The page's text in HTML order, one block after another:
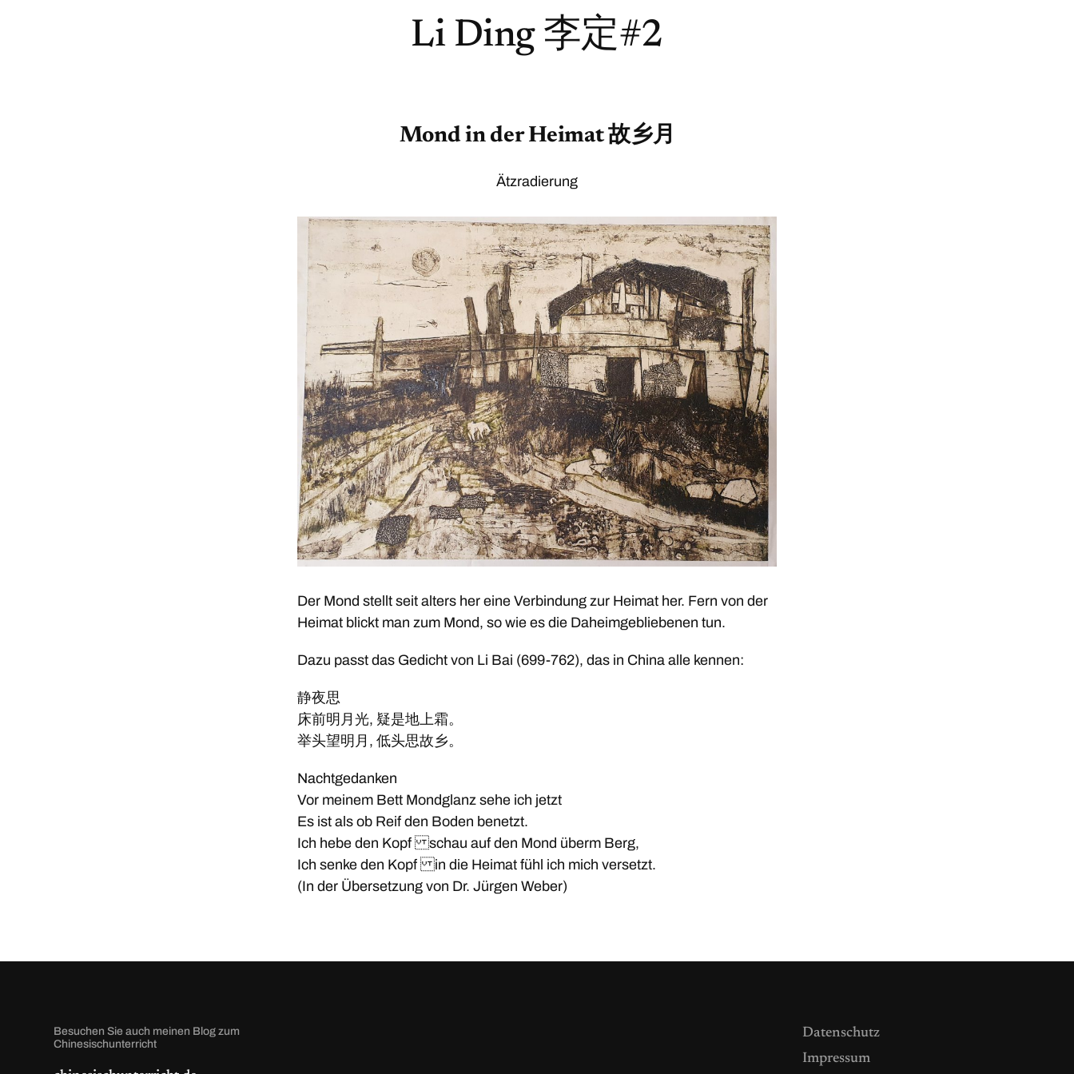
Li Ding 李定#2
Mond in der Heimat 故乡月
Ätzradierung
Der Mond stellt seit alters her eine Verbindung zur Heimat her. Fern von der
Heimat blickt man zum Mond, so wie es die Daheimgebliebenen tun.
Dazu passt das Gedicht von Li Bai (699-762), das in China alle kennen:
静夜思
床前明月光, 疑是地上霜。
举头望明月, 低头思故乡。
Nachtgedanken
Vor meinem Bett Mondglanz sehe ich jetzt
Es ist als ob Reif den Boden benetzt.
Ich hebe den Kopf schau auf den Mond überm Berg,
Ich senke den Kopf in die Heimat fühl ich mich versetzt.
(In der Übersetzung von Dr. Jürgen Weber)
Besuchen Sie auch meinen Blog zum
Chinesischunterricht
Datenschutz
Impressum